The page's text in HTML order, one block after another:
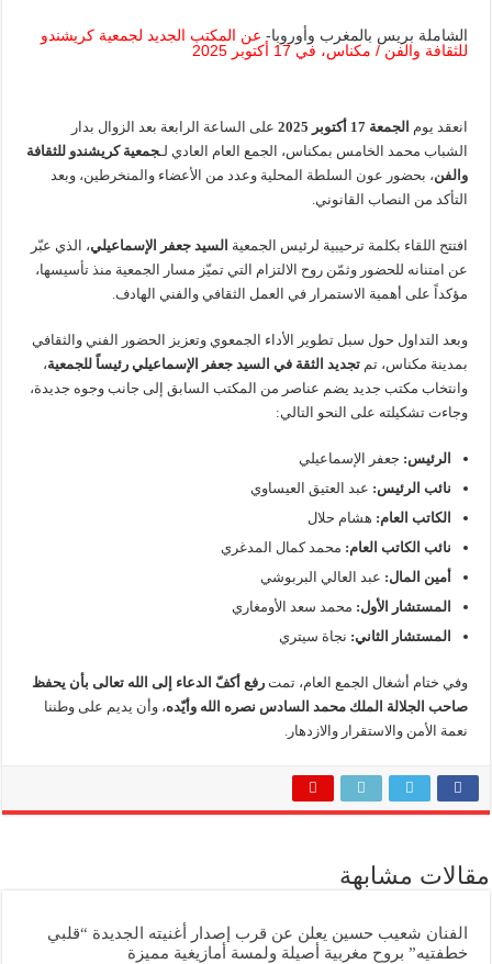
المؤسسة الدبلوماسية تستضيف إدريس لشكر في الملتقى الدبلوماسي الـ154
الشاملة بريس بالمغرب وأوروبا- عن المكتب الجديد لجمعية كريشندو
للثقافة والفن / مكناس، في 17 أكتوبر 2025
انعقد يوم الجمعة 17 أكتوبر 2025
على الساعة الرابعة بعد الزوال بدار
الشباب محمد الخامس بمكناس، الجمع العام العادي لـجمعية كريشندو للثقافة
والفن، بحضور عون السلطة المحلية وعدد من الأعضاء والمنخرطين، وبعد
التأكد من النصاب القانوني.
افتتح اللقاء بكلمة ترحيبية لرئيس الجمعية السيد جعفر الإسماعيلي، الذي عبّر
عن امتنانه للحضور وثمّن روح الالتزام التي تميّز مسار الجمعية منذ تأسيسها،
مؤكداً على أهمية الاستمرار في العمل الثقافي والفني الهادف.
وبعد التداول حول سبل تطوير الأداء الجمعوي وتعزيز الحضور الفني والثقافي
بمدينة مكناس، تمتجديد الثقة في السيد جعفر الإسماعيلي رئيساً للجمعية،
وانتخاب مكتب جديد يضم عناصر من المكتب السابق إلى جانب وجوه جديدة،
وجاءت تشكيلته على النحو التالي:
الرئيس: جعفر الإسماعيلي
نائب الرئيس: عبد العتيق العيساوي
الكاتب العام: هشام حلال
نائب الكاتب العام: محمد كمال المدغري
أمين المال: عبد العالي البربوشي
المستشار الأول: محمد سعد الأومغاري
المستشار الثاني: نجاة سيتري
وفي ختام أشغال الجمع العام، تمترفع أكفّ الدعاء إلى الله تعالى بأن يحفظ
صاحب الجلالة الملك محمد السادس نصره الله وأيّده، وأن يديم على وطننا
نعمة الأمن والاستقرار والازدهار.
مقالات مشابهة
الفنان شعيب حسين يعلن عن قرب إصدار أغنيته الجديدة “قلبي
خطفتيه” بروح مغربية أصيلة ولمسة أمازيغية مميزة